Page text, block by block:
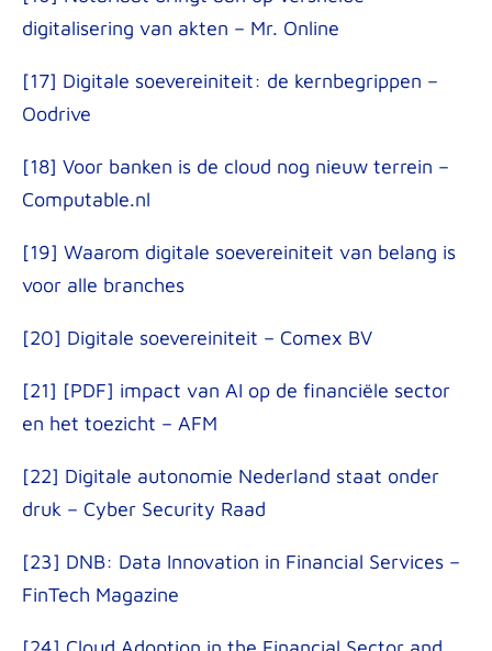
digitalisering van akten – Mr. Online
[17] Digitale soevereiniteit: de kernbegrippen –
Oodrive
[18] Voor banken is de cloud nog nieuw terrein –
Computable.nl
[19] Waarom digitale soevereiniteit van belang is
voor alle branches
[20] Digitale soevereiniteit – Comex BV
[21] [PDF] impact van AI op de financiële sector
en het toezicht – AFM
[22] Digitale autonomie Nederland staat onder
druk – Cyber Security Raad
[23] DNB: Data Innovation in Financial Services –
FinTech Magazine